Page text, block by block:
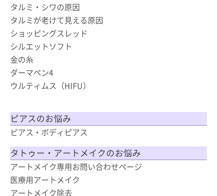
タルミ・シワの原因
タルミが老けて見える原因
ショッピングスレッド
シルエットソフト
金の糸
ダーマペン4
ウルティムス（HIFU）
ピアスのお悩み
ピアス・ボディピアス
タトゥー・アートメイクのお悩み
アートメイク専用お問い合わせページ
医療用アートメイク
アートメイク除去